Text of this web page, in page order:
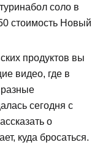
соло в
стоимость Новый
продуктов вы
видео, где в
сегодня с
о
куда бросаться.